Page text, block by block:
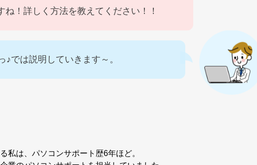
ね！詳しく方法を教えてください！！
♪では説明していきます～。
私は、パソコンサポート歴6年ほど。